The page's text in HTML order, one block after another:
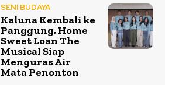
SENI BUDAYA
Kaluna Kembali ke
Panggung, Home
Sweet Loan The
Musical Siap
Menguras Air
Mata Penonton